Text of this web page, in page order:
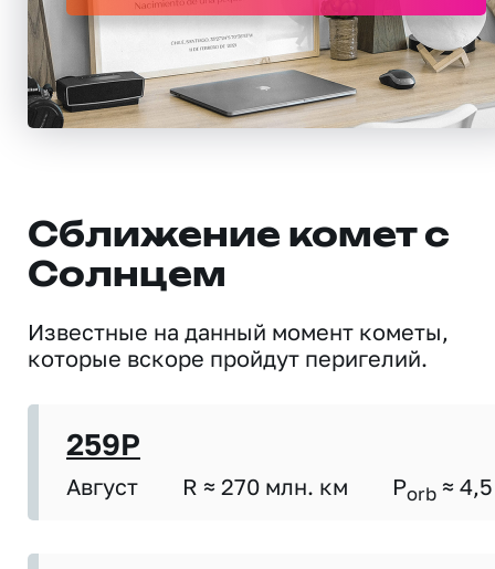
Сближение комет с
Солнцем
Известные на данный момент кометы,
которые вскоре пройдут перигелий.
259P
Август R ≈ 270 млн. км Porb ≈ 4,5